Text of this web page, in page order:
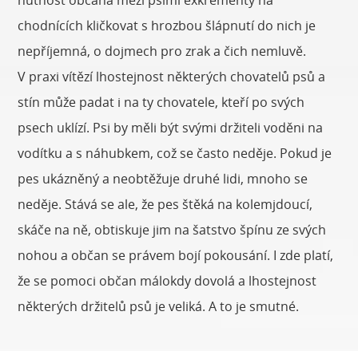
chodnících kličkovat s hrozbou šlápnutí do nich je
nepříjemná, o dojmech pro zrak a čich nemluvě.
V praxi vítězí lhostejnost některých chovatelů psů a
stín může padat i na ty chovatele, kteří po svých
psech uklízí. Psi by měli být svými držiteli voděni na
vodítku a s náhubkem, což se často neděje. Pokud je
pes ukázněný a neobtěžuje druhé lidi, mnoho se
neděje. Stává se ale, že pes štěká na kolemjdoucí,
skáče na ně, obtiskuje jim na šatstvo špínu ze svých
nohou a občan se právem bojí pokousání. I zde platí,
že se pomoci občan málokdy dovolá a lhostejnost
některých držitelů psů je veliká. A to je smutné.